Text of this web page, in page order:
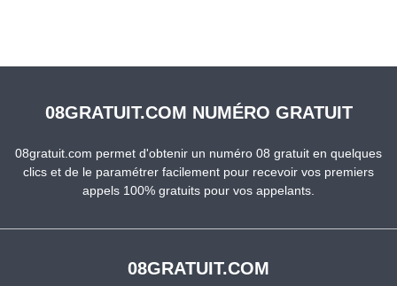
08GRATUIT.COM NUMÉRO GRATUIT
08gratuit.com permet d'obtenir un numéro 08 gratuit en quelques
clics et de le paramétrer facilement pour recevoir vos premiers
appels 100% gratuits pour vos appelants.
08GRATUIT.COM